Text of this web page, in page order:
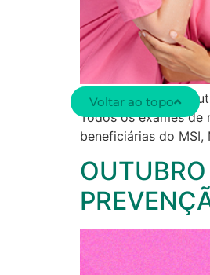
Durante o mês de
Todos os exames de
beneficiárias do MSI,
Voltar ao topo